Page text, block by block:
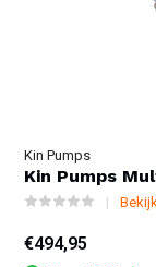
Kin Pumps
Kin Pumps
€494,95